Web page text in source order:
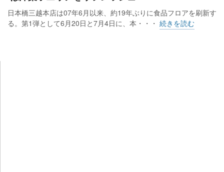
日本橋三越本店は07年6月以来、約19年ぶりに食品フロアを刷新す
る。第1弾として6月20日と7月4日に、本・・・ 続きを読む